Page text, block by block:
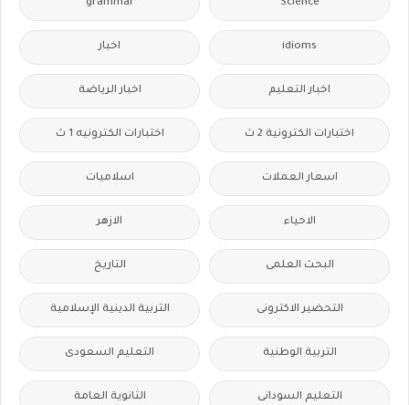
Science
grammar
idioms اخبار
اخبار التعليم اخبار الرياضة
اختبارات الكترونية 2 ث اختبارات الكترونيه 1 ث
اسعار العملات اسلاميات
الاحياء الازهر
البحث العلمى التاريخ
التحضير الاكترونى التربية الدينية الإسلامية
التربية الوطنية التعليم السعودى
التعليم السودانى الثانوية العامة